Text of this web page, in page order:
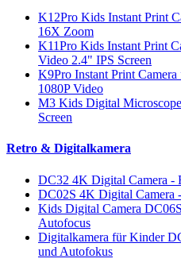
K12Pro Kids Instant Print
16X Zoom
K11Pro Kids Instant Print
Video 2.4" IPS Screen
K9Pro Instant Print
1080P Video
M3 Kids Digital
Screen
Retro & Digitalkamera
DC32 4K Digital Camera -
DC02S 4K Digital Camera
Kids Digital Camera
Autofocus
Digitalkamera für Kinder
und Autofokus